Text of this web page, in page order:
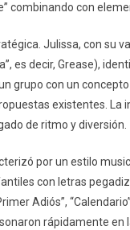
combinando con
Julissa, con su
es decir, Grease),
grupo con un
existentes. La
de ritmo y diversión.
por un estilo
con letras
Adiós”,
rápidamente en